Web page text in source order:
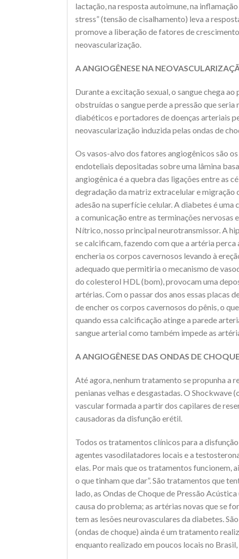
lactação, na resposta autoimune, na
stress” (tensão de cisalhamento) leva a
promove a liberação de fatores de
neovascularização.
A ANGIOGÊNESE NA
Durante a excitação sexual, o sangue chega
obstruídas o sangue perde a pressão que
diabéticos e portadores de doenças arteriais
neovascularização induzida pelas ondas de
Os vasos-alvo dos fatores angiogênicos são
endoteliais depositadas sobre uma lâmina
angiogênica é a quebra das ligações entre as
degradação da matriz extracelular e migração
adesão na superfície celular. A diabetes é
a comunicação entre as terminações nervosas
Nítrico, nosso principal neurotransmissor. A
se calcificam, fazendo com que a artéria
encheria os corpos cavernosos levando à
adequado que permitiria o mecanismo de
do colesterol HDL (bom), provocam uma
artérias. Com o passar dos anos essas placas
de encher os corpos cavernosos do pênis, o
quando essa calcificação atinge a parede
sangue arterial como também impede as
A ANGIOGÊNESE DAS ONDAS DE
Até agora, nenhum tratamento se propunha a
penianas velhas e desgastadas. O
vascular formada a partir dos capilares de
causadoras da disfunção erétil.
Todos os tratamentos clínicos para a
agentes vasodilatadores locais e a
elas. Por mais que os tratamentos funcionem,
o que tinham que dar”. São tratamentos que
lado, as Ondas de Choque de Pressão
causa do problema; as artérias novas que se
tem as lesões neurovasculares da diabetes.
(ondas de choque) ainda é um tratamento
enquanto realizado em poucos locais no